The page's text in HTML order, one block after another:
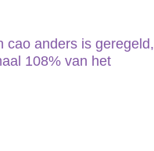
cao anders is geregeld,
108% van het